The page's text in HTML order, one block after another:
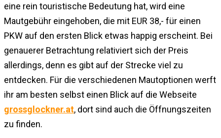
eine rein touristische Bedeutung hat, wird eine
Mautgebühr eingehoben, die mit EUR 38,- für einen
PKW auf den ersten Blick etwas happig erscheint. Bei
genauerer Betrachtung relativiert sich der Preis
allerdings, denn es gibt auf der Strecke viel zu
entdecken. Für die verschiedenen Mautoptionen werft
ihr am besten selbst einen Blick auf die Webseite
grossglockner.at, dort sind auch die Öffnungszeiten
zu finden.